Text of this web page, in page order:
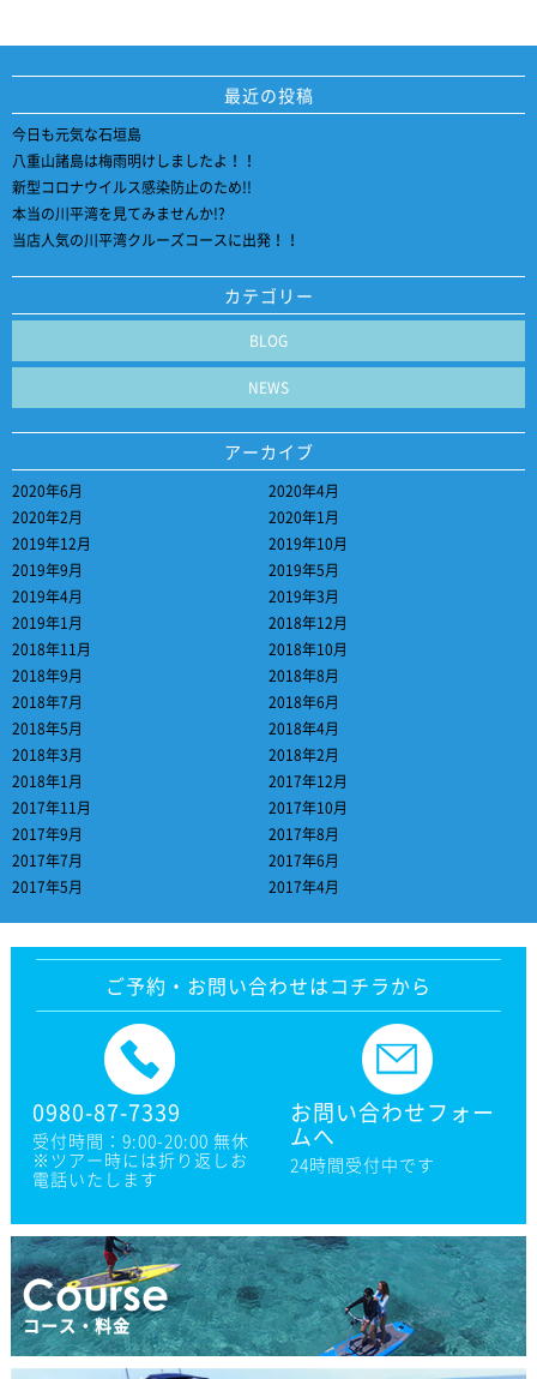
最近の投稿
今日も元気な石垣島
八重山諸島は梅雨明けしましたよ！！
新型コロナウイルス感染防止のため!!
本当の川平湾を見てみませんか!?
当店人気の川平湾クルーズコースに出発！！
カテゴリー
BLOG
NEWS
アーカイブ
2020年6月
2020年4月
2020年2月
2020年1月
2019年12月
2019年10月
2019年9月
2019年5月
2019年4月
2019年3月
2019年1月
2018年12月
2018年11月
2018年10月
2018年9月
2018年8月
2018年7月
2018年6月
2018年5月
2018年4月
2018年3月
2018年2月
2018年1月
2017年12月
2017年11月
2017年10月
2017年9月
2017年8月
2017年7月
2017年6月
2017年5月
2017年4月
ご予約・お問い合わせはコチラから
0980-87-7339
受付時間：9:00-20:00 無休
※ツアー時には折り返しお
電話いたします
お問い合わせフォー
ムへ
24時間受付中です
コース・料金